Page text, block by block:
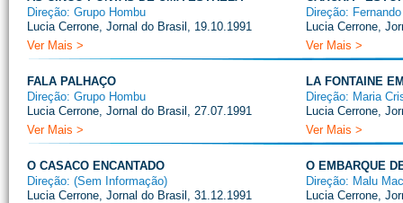
Direção: Grupo Hombu
Lucia Cerrone, Jornal do Brasil, 19.10.1991
Ver Mais >
Direção:
Lucia Cerrone,
Ver Mais >
FALA PALHAÇO
Direção: Grupo Hombu
Lucia Cerrone, Jornal do Brasil, 27.07.1991
Ver Mais >
LA FONTAINE
Direção: Maria
Lucia Cerrone,
Ver Mais >
O CASACO ENCANTADO
Direção: (Sem Informação)
Lucia Cerrone, Jornal do Brasil, 31.12.1991
O EMBARQUE
Direção: Malu
Lucia Cerrone,